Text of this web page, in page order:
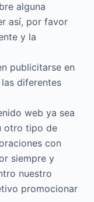
alguna
así, por favor
y la
publicitarse en
diferentes
web ya sea
otro tipo de
con
siempre y
nuestro
promocionar